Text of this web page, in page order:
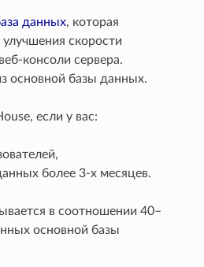
данных, которая
скорости
консоли сервера.
основной базы данных.
если у вас:
более 3-х месяцев.
в соотношении 40–
основной базы